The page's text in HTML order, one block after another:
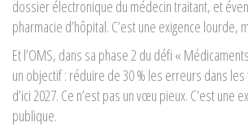
dossier électronique du médecin traitant, et
pharmacie d’hôpital. C’est une exigence lourde,
Et l’OMS, dans sa phase 2 du défi «
un objectif : réduire de 30 % les erreurs dans
d’ici 2027. Ce n’est pas un vœu pieux. C’est une
publique.